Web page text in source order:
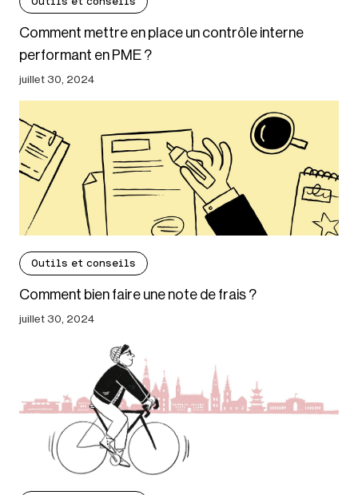
Comment mettre en place un contrôle interne
performant en PME ?
juillet 30, 2024
Outils et conseils
Comment bien faire une note de frais ?
juillet 30, 2024